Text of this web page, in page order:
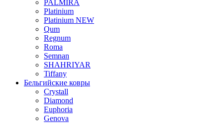
PALMIRA
Platinium
Platinium NEW
Qum
Regnum
Roma
Semnan
SHAHRIYAR
Tiffany
Бельгийские ковры
Crystall
Diamond
Euphoria
Genova